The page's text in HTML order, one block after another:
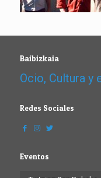
Baibizkaia
Ocio, Cultura y
Redes Sociales
Eventos